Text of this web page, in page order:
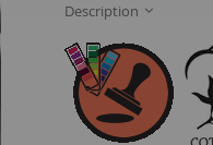
Description